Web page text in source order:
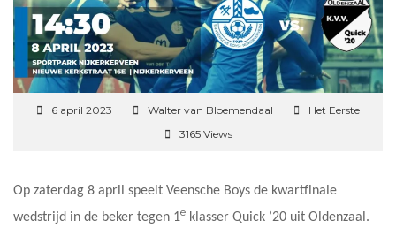
6 april 2023 Walter van Bloemendaal
Het Eerste
3165 Views
Op zaterdag 8 april speelt Veensche Boys de kwartfinale
wedstrijd in de beker tegen 1e klasser Quick ’20 uit Oldenzaal.